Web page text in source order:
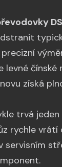
levné
získá
trvá
rychle
servisním